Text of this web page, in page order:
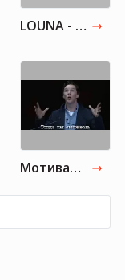
LOUNA - Полюса
Мотивация. Бенедикт Камбербэтч читает письмо Сол Левитта к Еве Гессе